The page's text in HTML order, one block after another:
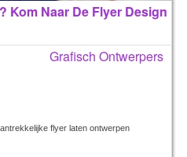
Kom Naar De Flyer Design
Grafisch Ontwerpers
flyer laten ontwerpen